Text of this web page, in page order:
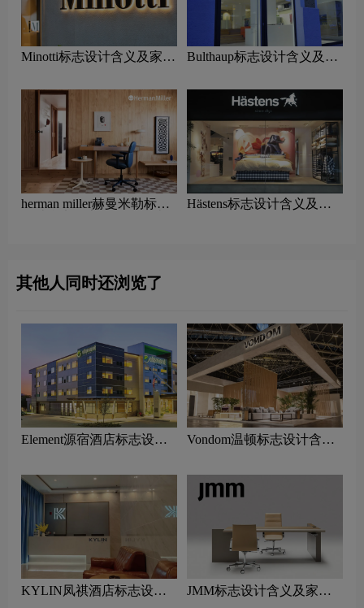
Minotti标志设计含义及家具
Bulthaup标志设计含义及家
herman miller赫曼米勒标志
Hästens标志设计含义及家
其他人同时还浏览了
Element源宿酒店标志设计
Vondom温顿标志设计含义
KYLIN凤祺酒店标志设计
JMM标志设计含义及家具